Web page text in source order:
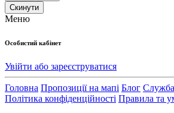
Cкинути
Меню
Особистий кабінет
Увійти або зареєструватися
Головна Пропозиції на мапі Блог
Політика конфіденційності Правила та